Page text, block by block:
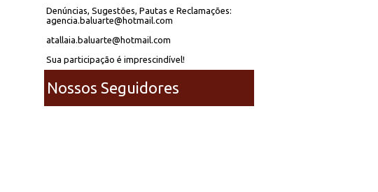
Denúncias, Sugestões, Pautas e Reclamações:
agencia.baluarte@hotmail.com
atallaia.baluarte@hotmail.com
Sua participação é imprescindível!
Nossos Seguidores